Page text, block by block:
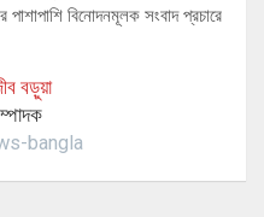
বিনোদনমূলক সংবাদ প্রচারে
বড়ুয়া
bangla